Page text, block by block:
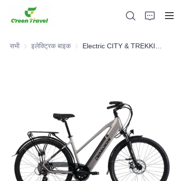
सभी इलेक्ट्रिक बाइक इलेक्ट्रिक बाइक
हमारे बारे में
समाचार और सहयोग मामले